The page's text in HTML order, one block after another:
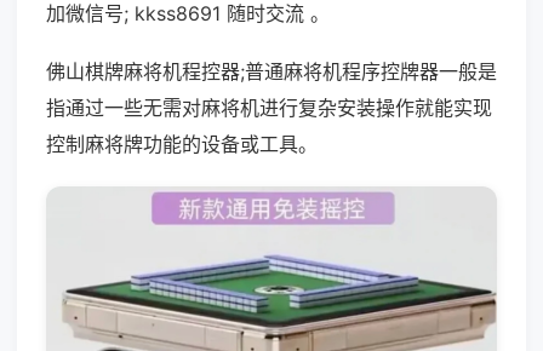
加微信号; kkss8691 随时交流 。
佛山棋牌麻将机程控器;普通麻将机程序控牌器一般是
指通过一些无需对麻将机进行复杂安装操作就能实现
控制麻将牌功能的设备或工具。